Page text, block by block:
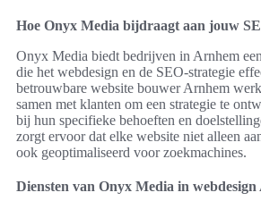
Hoe Onyx Media bijdraagt aan jouw
Onyx Media biedt bedrijven in Arnhem
die het webdesign en de SEO-strategie
betrouwbare website bouwer Arnhem
samen met klanten om een strategie te
bij hun specifieke behoeften en
zorgt ervoor dat elke website niet alleen
ook geoptimaliseerd voor zoekmachines.
Diensten van Onyx Media in